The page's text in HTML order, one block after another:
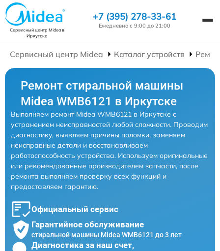
Сервисный центр Mideaв
Иркутске
+7 (395) 278-33-61
Ежедневно с 9:00 до 21:00
Сервисный центр Midea Каталог устройств
Ремонт стиральной машины
Midea WMB6121 в Иркутске
Выполняем ремонт Midea WMB6121 в Иркутске с
устранением неисправностей любой сложности. Проводим
диагностику, выявляем причины поломки, заменяем
неисправные детали и восстанавливаем
работоспособность устройства. Используем оригинальные
или рекомендованные производителем запчасти, после
ремонта выполняем проверку всех функций и
предоставляем гарантию.
Официальный сервис
Гарантийное обслуживание
стиральной машины Midea WMB6121 до 3 лет
Диагностика за наш счет,